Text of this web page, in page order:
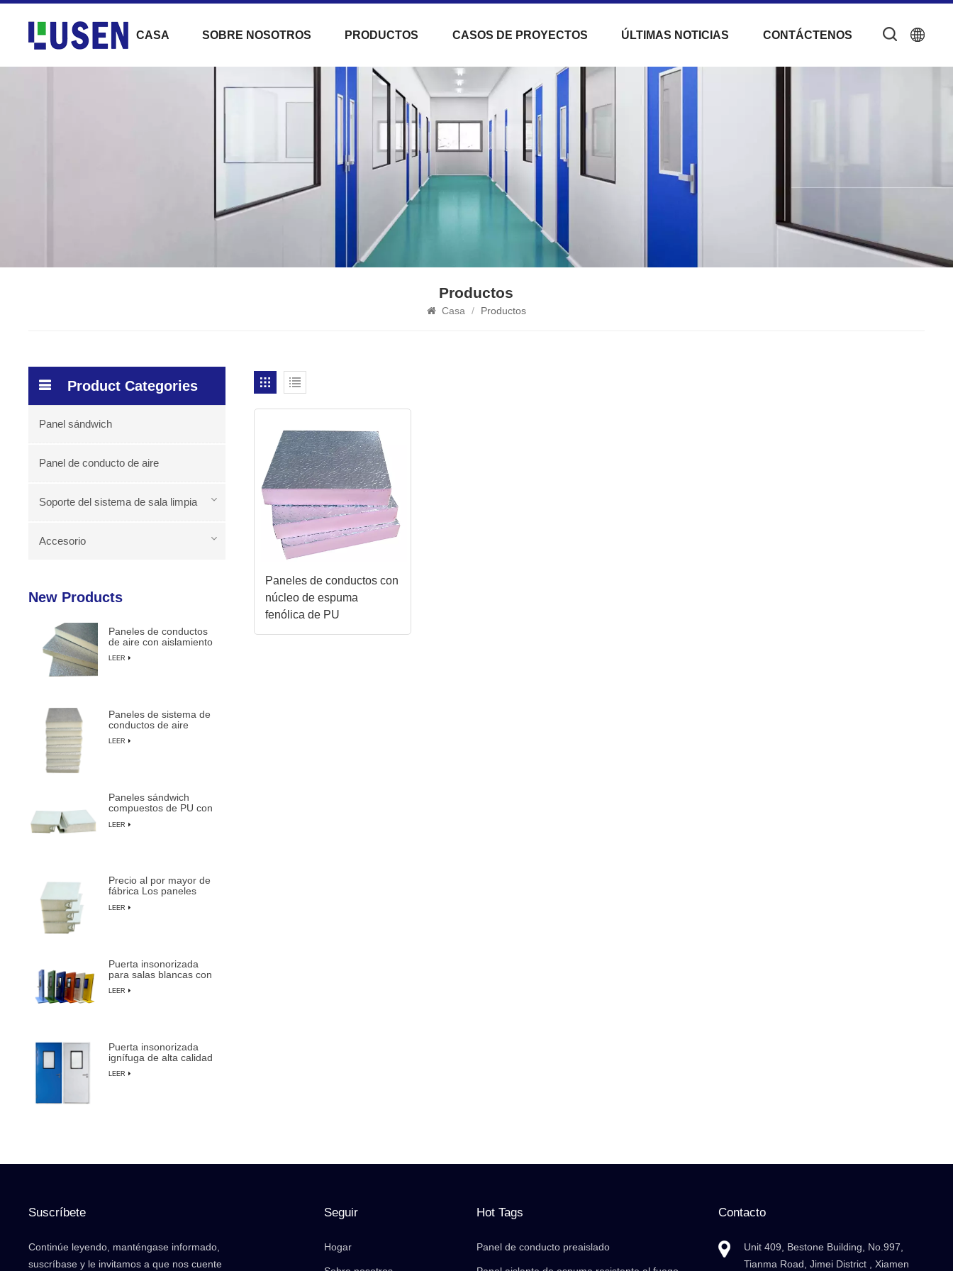
CASA SOBRE NOSOTROS PRODUCTOS CASOS DE PROYECTOS ÚLTIMAS NOTICIAS CONTÁCTENOS
Productos
Casa / Productos
Paneles de conductos con
núcleo de espuma
fenólica de PU
antimicrobianos y
Product Categories
Panel sándwich
Panel de conducto de aire
Soporte del sistema de sala limpia
Accesorio
New Products
Paneles de conductos
de aire con aislamiento
duraderos y livianos
LEER
Paneles de sistema de
conductos de aire
espuma de PU
LEER
Paneles sándwich
compuestos de PU con
impermeables y
LEER
Precio al por mayor de
fábrica Los paneles
más duraderos de
LEER
Puerta insonorizada
para salas blancas con
fabricación de
LEER
Puerta insonorizada
ignífuga de alta calidad
anulación manual
LEER
Suscríbete
Continúe leyendo, manténgase informado,
suscríbase y le invitamos a que nos cuente
Seguir
Hogar
Hot Tags
Panel de conducto preaislado
Contacto
Unit 409, Bestone Building, No.997,
Tianma Road, Jimei District , Xiamen